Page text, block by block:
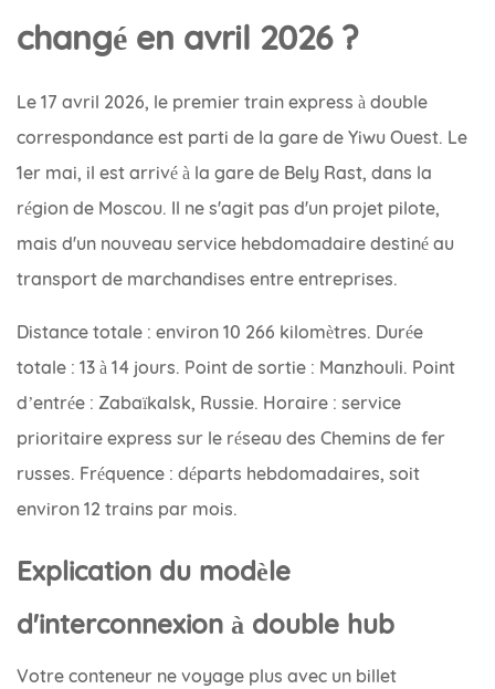
changé en avril 2026 ?
Le 17 avril 2026, le premier train express à double
correspondance est parti de la gare de Yiwu Ouest. Le
1er mai, il est arrivé à la gare de Bely Rast, dans la
région de Moscou. Il ne s'agit pas d'un projet pilote,
mais d'un nouveau service hebdomadaire destiné au
transport de marchandises entre entreprises.
Distance totale : environ 10 266 kilomètres. Durée
totale : 13 à 14 jours. Point de sortie : Manzhouli. Point
d’entrée : Zabaïkalsk, Russie. Horaire : service
prioritaire express sur le réseau des Chemins de fer
russes. Fréquence : départs hebdomadaires, soit
environ 12 trains par mois.
Explication du modèle
d'interconnexion à double hub
Votre conteneur ne voyage plus avec un billet